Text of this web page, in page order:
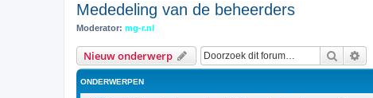
Mededeling van de beheerders
Moderator: mg-r.nl
Nieuw onderwerp Zoek
ONDERWERPEN